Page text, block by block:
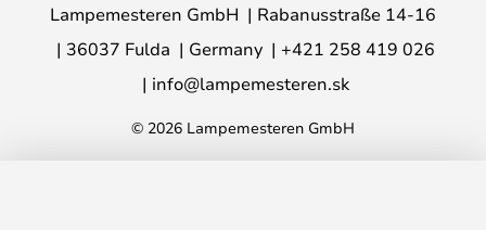
Lampemesteren GmbH
Rabanusstraße 14-16
36037 Fulda
Germany
+421 258 419 026
info@lampemesteren.sk
© 2026 Lampemesteren GmbH